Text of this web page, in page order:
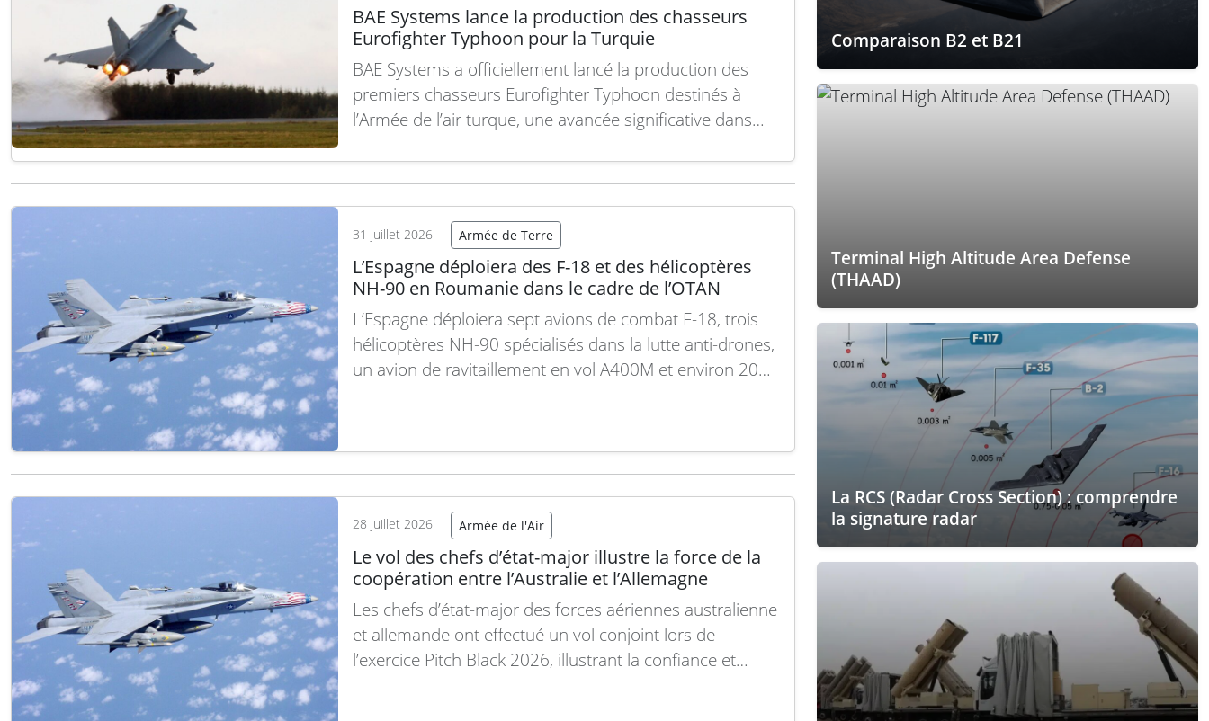
BAE Systems lance la production des chasseurs
Eurofighter Typhoon pour la Turquie
BAE Systems a officiellement lancé la production des
premiers chasseurs Eurofighter Typhoon destinés à
l’Armée de l’air turque, une avancée significative dans
militaire du pays ces dernières décennies. Le
dans son rapport financier du premier semestre 2026,…
Lire la suite
31 juillet 2026 Armée de Terre
L’Espagne déploiera des F-18 et des hélicoptères
NH-90 en Roumanie dans le cadre de l’OTAN
L’Espagne déploiera sept avions de combat F-18, trois
hélicoptères NH-90 spécialisés dans la lutte anti-drones,
un avion de ravitaillement en vol A400M et environ 200
une…Lire la suite
28 juillet 2026 Armée de l'Air
Le vol des chefs d’état-major illustre la force de la
coopération entre l’Australie et l’Allemagne
Les chefs d’état-major des forces aériennes australienne
et allemande ont effectué un vol conjoint lors de
l’exercice Pitch Black 2026, illustrant la confiance et
Comparaison B2 et B21
Terminal High Altitude Area Defense
(THAAD)
La RCS (Radar Cross Section) : comprendre
la signature radar